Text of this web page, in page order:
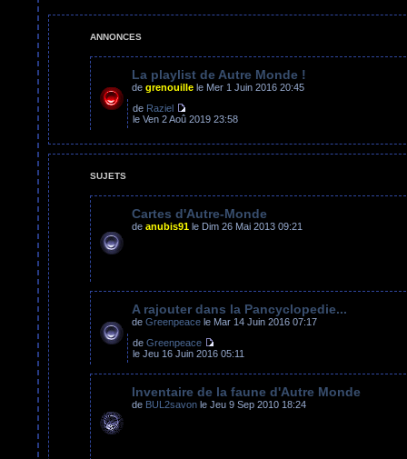
ANNONCES
La playlist de Autre Monde !
de grenouillele Mer 1 Juin 2016 20:45
de Raziel
le Ven 2 Aoû 2019 23:58
SUJETS
Cartes d'Autre-Monde
de anubis91le Dim 26 Mai 2013 09:21
A rajouter dans la Pancyclopedie...
de Greenpeacele Mar 14 Juin 2016 07:17
de Greenpeace
le Jeu 16 Juin 2016 05:11
Inventaire de la faune d'Autre Monde
de BUL2savonle Jeu 9 Sep 2010 18:24